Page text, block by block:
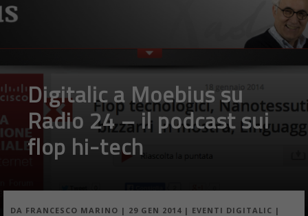
Digitalic a Moebius su
Radio 24 – il podcast sui
flop hi-tech
DA FRANCESCO MARINO | 29 GEN 2014 | EVENTI DIGITALIC |